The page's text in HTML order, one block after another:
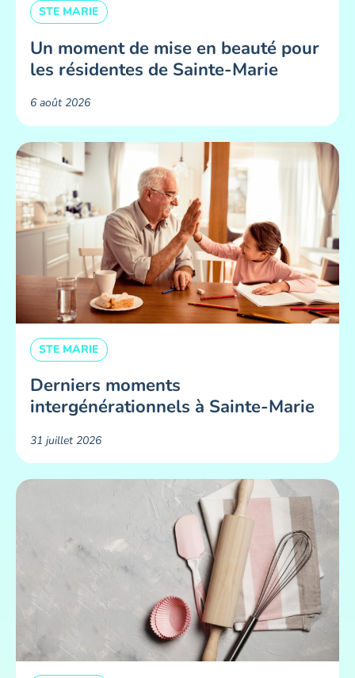
STE MARIE
Un moment de mise en beauté pour
les résidentes de Sainte-Marie ​
6 août 2026
STE MARIE
Derniers moments
intergénérationnels à Sainte-Marie
31 juillet 2026